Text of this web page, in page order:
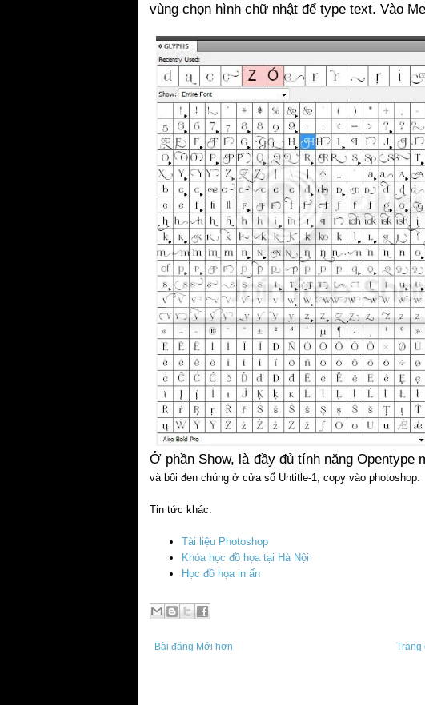
vùng chọn hình chữ nhật để type text. Vào
Ở phần Show, là đầy đủ tính năng Opentype
và bôi đen chúng ở cửa sổ Untitle-1, copy vào photoshop.
Tin tức khác:
Tài liệu Photoshop
Khóa học đồ họa tại Hà Nội
Học đồ họa in ấn
Bài đăng Mới hơn Trang